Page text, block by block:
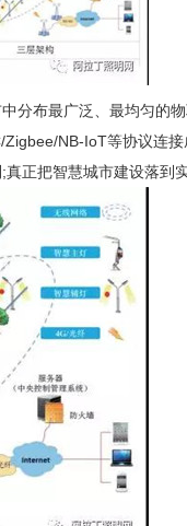
分布最广泛、最均匀的
Zigbee/NB-IoT等协议连
正把智慧城市建设落到